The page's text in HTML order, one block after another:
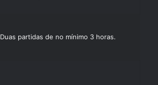
Duas partidas de no mínimo 3 horas.